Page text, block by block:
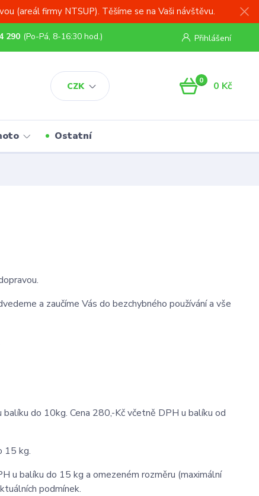
(areál firmy NTSUP). Těšíme se na Vaši návštěvu.
CZK
Přihlášení
290 (Po-Pá, 8-16:30 hod.)
0 0 Kč
Ostatní
a zaučíme Vás do bezchybného používání a vše
do 10kg. Cena 280,-Kč včetně DPH u balíku od
15 kg.
u balíku do 15 kg a omezeném rozměru (maximální
podmínek.